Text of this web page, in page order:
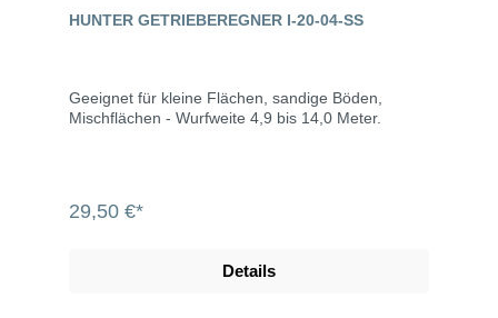
HUNTER GETRIEBEREGNER I-20-04-SS
Geeignet für kleine Flächen, sandige Böden,
Mischflächen - Wurfweite 4,9 bis 14,0 Meter.
29,50 €*
Details